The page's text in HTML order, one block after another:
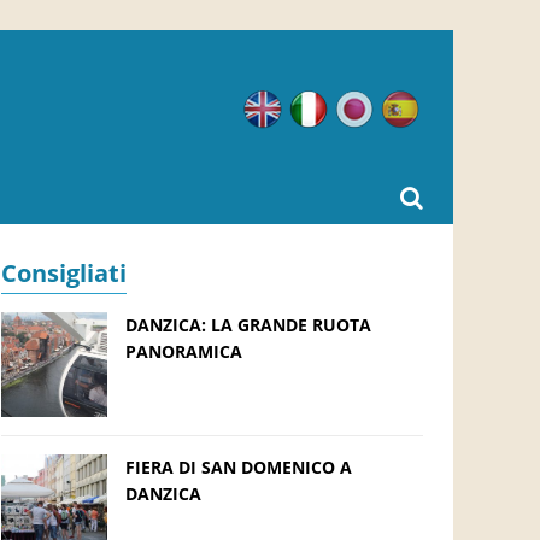
IngleseItalianoGiapponese
Consigliati
DANZICA: LA GRANDE RUOTA
PANORAMICA
FIERA DI SAN DOMENICO A
DANZICA